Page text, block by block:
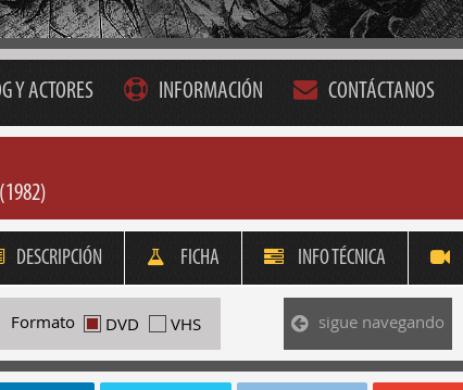
Y ACTORES INFORMACIÓN CONTÁCTANOS
DESCRIPCIÓN FICHA INFO TÉCNICA
Formato DVD VHS sigue navegando